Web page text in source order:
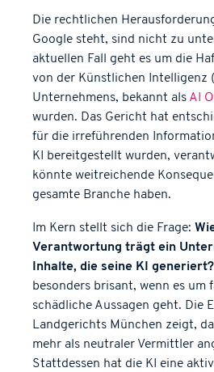
Die rechtlichen
Google steht, sind nicht zu
aktuellen Fall geht es um die
von der Künstlichen Intelligenz
Unternehmens, bekannt als AI
wurden. Das Gericht hat
für die irreführenden
KI bereitgestellt wurden,
könnte weitreichende
gesamte Branche haben.
Im Kern stellt sich die Frage:
Verantwortung trägt ein
Inhalte, die seine KI generiert?
besonders brisant, wenn es um
schädliche Aussagen geht. Die
Landgerichts München zeigt,
mehr als neutraler Vermittler
Stattdessen hat die KI eine